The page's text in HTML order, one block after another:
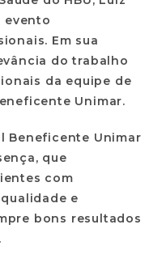
evento
Em sua
do trabalho
da equipe de
Unimar.
Beneficente Unimar
que
com
e
bons resultados